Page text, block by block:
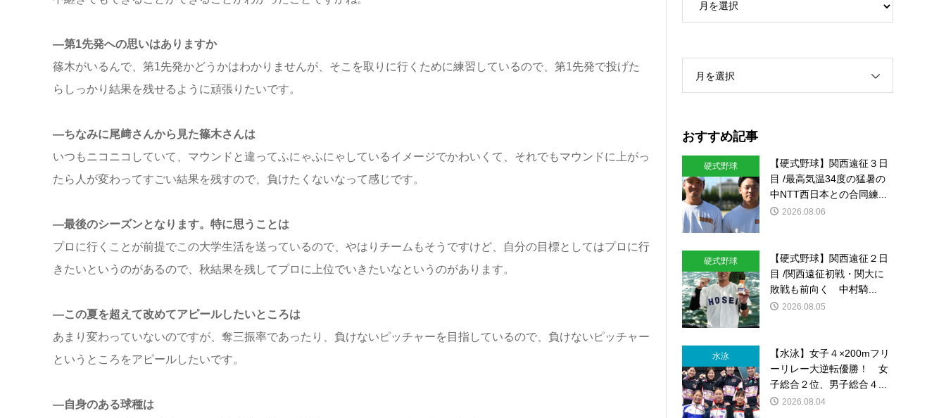
―第1先発への思いはありますか
篠木がいるんで、第1先発かどうかはわかりませんが、そこを取りに行くために練習しているので、第1先発で投げた
らしっかり結果を残せるように頑張りたいです。
―ちなみに尾﨑さんから見た篠木さんは
いつもニコニコしていて、マウンドと違ってふにゃふにゃしているイメージでかわいくて、それでもマウンドに上がっ
たら人が変わってすごい結果を残すので、負けたくないなって感じです。
―最後のシーズンとなります。特に思うことは
プロに行くことが前提でこの大学生活を送っているので、やはりチームもそうですけど、自分の目標としてはプロに行
きたいというのがあるので、秋結果を残してプロに上位でいきたいなというのがあります。
―この夏を超えて改めてアピールしたいところは
あまり変わっていないのですが、奪三振率であったり、負けないピッチャーを目指しているので、負けないピッチャー
というところをアピールしたいです。
―自身のある球種は
月を選択
おすすめ記事
硬式野球
【硬式野球】関西遠征３日
目 /最高気温34度の猛暑の
中NTT西日本との合同練...
2026.08.06
硬式野球
【硬式野球】関西遠征２日
目 /関西遠征初戦・関大に
敗戦も前向く 中村騎...
2026.08.05
水泳
【水泳】女子４×200mフリ
ーリレー大逆転優勝！ 女
子総合２位、男子総合４...
2026.08.04